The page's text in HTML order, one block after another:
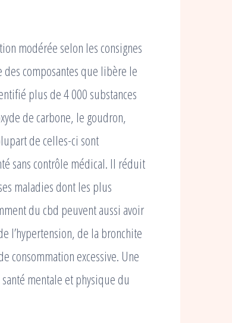
modérée selon les consignes
des composantes que libère le
plus de 4 000 substances
de carbone, le goudron,
de celles-ci sont
sans contrôle médical. Il réduit
maladies dont les plus
du cbd peuvent aussi avoir
l’hypertension, de la bronchite
consommation excessive. Une
mentale et physique du